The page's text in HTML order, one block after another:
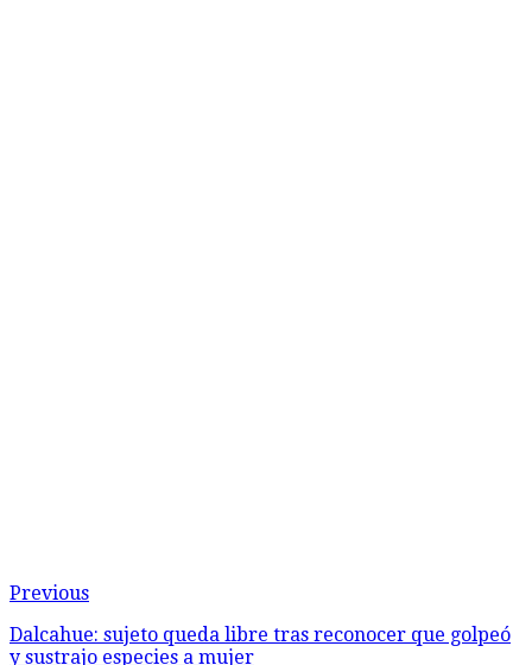
Previous
Dalcahue: sujeto queda libre tras reconocer que golpeó
y sustrajo especies a mujer